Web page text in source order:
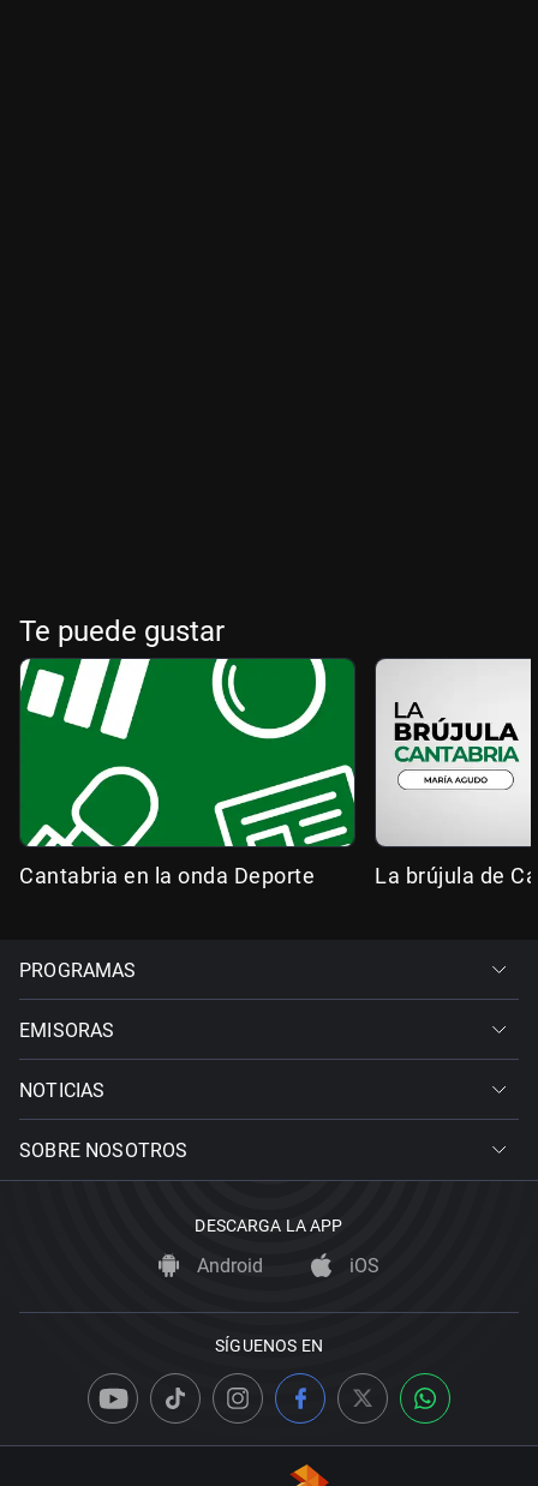
Te puede gustar
Cantabria en la onda Deporte La brújula de
PROGRAMAS
EMISORAS
NOTICIAS
SOBRE NOSOTROS
DESCARGA LA APP
Android iOS
SÍGUENOS EN